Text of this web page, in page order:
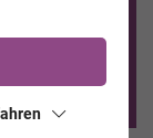
registriert?
<<